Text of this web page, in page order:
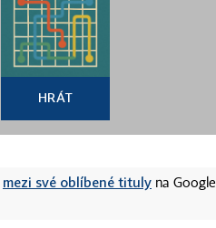
HRÁT
mezi své oblíbené tituly na Google